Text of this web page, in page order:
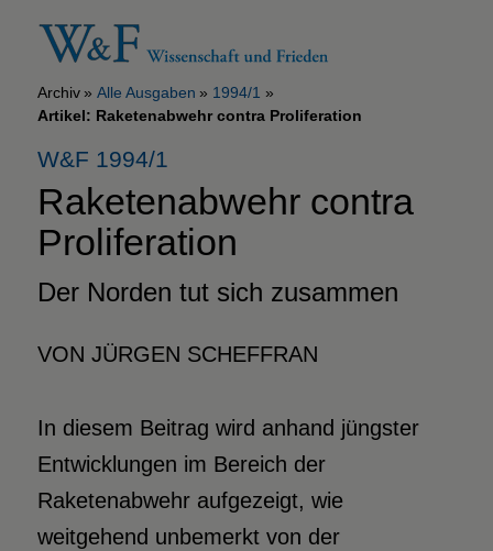
Archiv Alle Ausgaben
1994/1
Artikel: Raketenabwehr contra Proliferation
W&F 1994/1
Raketenabwehr contra
Proliferation
Der Norden tut sich zusammen
VON JÜRGEN SCHEFFRAN
In diesem Beitrag wird anhand jüngster
Entwicklungen im Bereich der
Raketenabwehr aufgezeigt, wie
weitgehend unbemerkt von der